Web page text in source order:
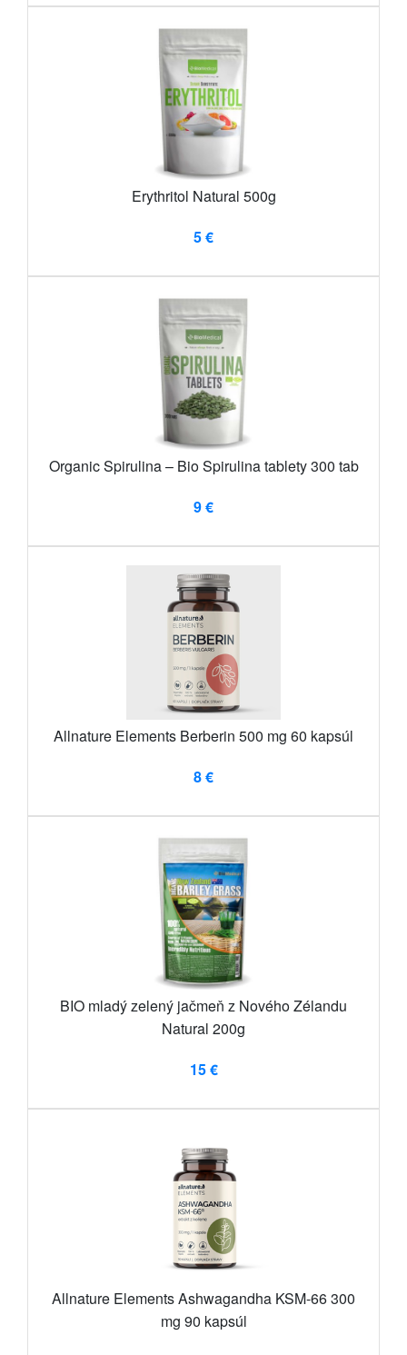
Erythritol Natural 500g
5 €
Organic Spirulina – Bio Spirulina tablety 300 tab
9 €
Allnature Elements Berberin 500 mg 60 kapsúl
8 €
BIO mladý zelený jačmeň z Nového Zélandu
Natural 200g
15 €
Allnature Elements Ashwagandha KSM-66 300
mg 90 kapsúl